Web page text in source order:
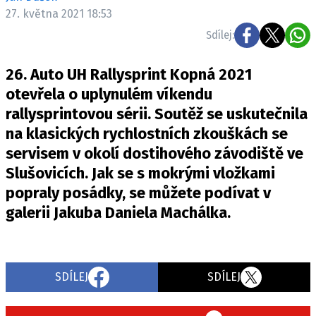
TRH S ELEKTROMOBILY
RALLY
OSTATNÍ
TISKOVKY
ROZHOVORY
DAKAR
27. května 2021 18:53
Sdílej:
26. Auto UH Rallysprint Kopná 2021
otevřela o uplynulém víkendu
rallysprintovou sérii. Soutěž se uskutečnila
na klasických rychlostních zkouškách se
servisem v okolí dostihového závodiště ve
Slušovicích. Jak se s mokrými vložkami
popraly posádky, se můžete podívat v
galerii Jakuba Daniela Machálka.
SDÍLEJ SDÍLEJ